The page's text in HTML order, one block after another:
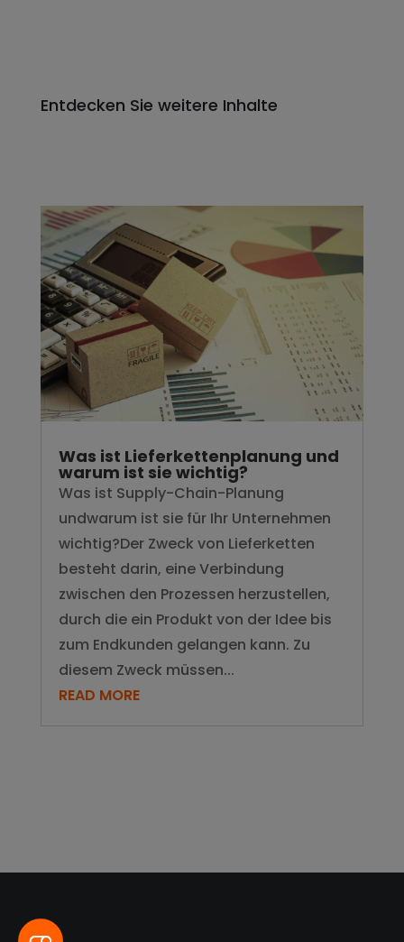
Entdecken Sie weitere Inhalte
Was ist Lieferkettenplanung und
warum ist sie wichtig?
Was ist Supply-Chain-Planung
undwarum ist sie für Ihr Unternehmen
wichtig?Der Zweck von Lieferketten
besteht darin, eine Verbindung
zwischen den Prozessen herzustellen,
durch die ein Produkt von der Idee bis
zum Endkunden gelangen kann. Zu
diesem Zweck müssen...
READ MORE